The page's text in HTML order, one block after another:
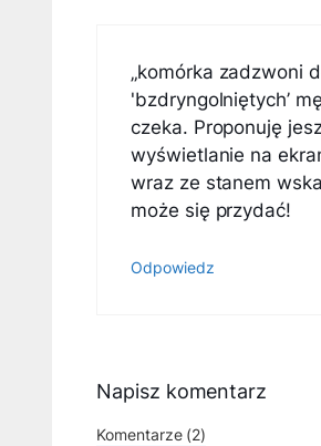
„komórka zadzwoni
'bzdryngolniętych’
czeka. Proponuję
wyświetlanie na
wraz ze stanem
może się przydać!
Odpowiedz
Napisz komentarz
Komentarze (2)